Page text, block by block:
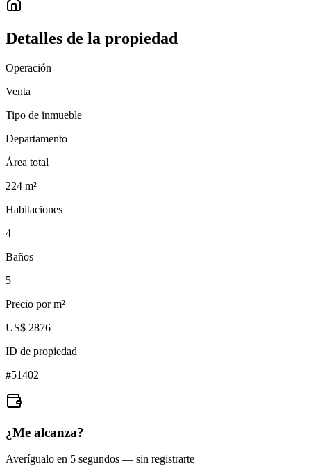
Detalles de la propiedad
Operación
Venta
Tipo de inmueble
Departamento
Área total
224 m²
Habitaciones
4
Baños
5
Precio por m²
US$ 2876
ID de propiedad
#51402
¿Me alcanza?
Averígualo en 5 segundos — sin registrarte